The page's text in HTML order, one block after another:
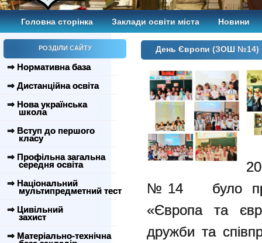
Головна сторінка Заклади освіти міста Новини
РОЗДІЛИ САЙТУ
⇒ Нормативна база
⇒ Дистанційна освіта
⇒ Нова українська
школа
⇒ Вступ до першого
класу
⇒ Профільна загальна
середня освіта
⇒ Національний
мультипредметний тест
⇒ Цивільний
захист
⇒ Матеріально-технічна
День Європи (ЗОШ №14)
№14 було
«Європа та
дружби та